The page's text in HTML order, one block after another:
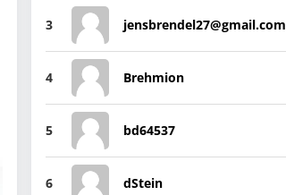
3 jensbrendel27@gmail.com
4 Brehmion
5 bd64537
6 dStein